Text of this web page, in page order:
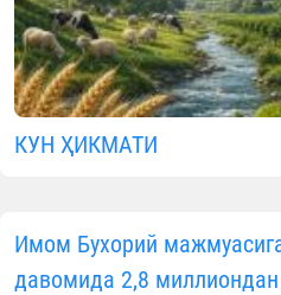
КУН ҲИКМАТИ
Имом Бухорий
давомида 2,8